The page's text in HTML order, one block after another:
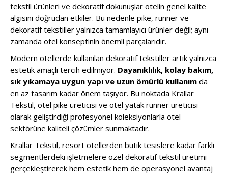
tekstil ürünleri ve dekoratif dokunuşlar otelin genel kalite
algısını doğrudan etkiler. Bu nedenle pike, runner ve
dekoratif tekstiller yalnızca tamamlayıcı ürünler değil; aynı
zamanda otel konseptinin önemli parçalarıdır.
Modern otellerde kullanılan dekoratif tekstiller artık yalnızca
estetik amaçlı tercih edilmiyor. Dayanıklılık, kolay bakım,
sık yıkamaya uygun yapı ve uzun ömürlü kullanım da
en az tasarım kadar önem taşıyor. Bu noktada Krallar
Tekstil, otel pike üreticisi ve otel yatak runner üreticisi
olarak geliştirdiği profesyonel koleksiyonlarla otel
sektörüne kaliteli çözümler sunmaktadır.
Krallar Tekstil, resort otellerden butik tesislere kadar farklı
segmentlerdeki işletmelere özel dekoratif tekstil üretimi
gerçekleştirerek hem estetik hem de operasyonel avantaj